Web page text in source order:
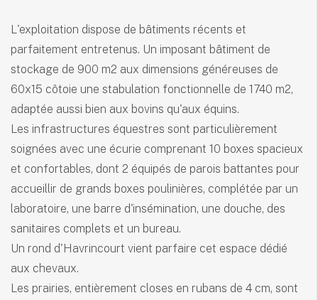
L'exploitation dispose de bâtiments récents et
parfaitement entretenus. Un imposant bâtiment de
stockage de 900 m2 aux dimensions généreuses de
60x15 côtoie une stabulation fonctionnelle de 1740 m2,
adaptée aussi bien aux bovins qu'aux équins.
Les infrastructures équestres sont particulièrement
soignées avec une écurie comprenant 10 boxes spacieux
et confortables, dont 2 équipés de parois battantes pour
accueillir de grands boxes poulinières, complétée par un
laboratoire, une barre d'insémination, une douche, des
sanitaires complets et un bureau.
Un rond d'Havrincourt vient parfaire cet espace dédié
aux chevaux.
Les prairies, entièrement closes en rubans de 4 cm, sont